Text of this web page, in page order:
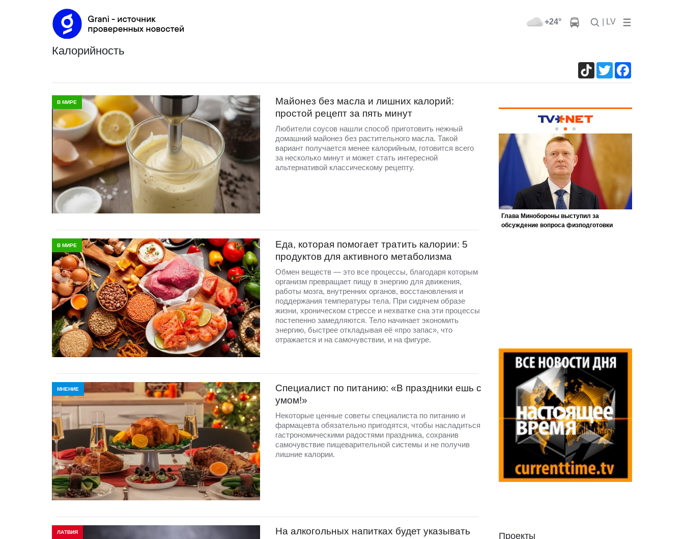
+24° | LV
калорийность
TikTokTwitter
В МИРЕ
Майонез без масла и лишних калорий:
простой рецепт за пять минут
Любители соусов нашли способ приготовить нежный
домашний майонез без растительного масла. Такой
вариант получается менее калорийным, готовится всего
за несколько минут и может стать интересной
альтернативой классическому рецепту.
В МИРЕ
Еда, которая помогает тратить калории: 5
продуктов для активного метаболизма
Обмен веществ — это все процессы, благодаря которым
организм превращает пищу в энергию для движения,
работы мозга, внутренних органов, восстановления и
поддержания температуры тела. При сидячем образе
жизни, хроническом стрессе и нехватке сна эти процессы
постепенно замедляются. Тело начинает экономить
энергию, быстрее откладывая её «про запас», что
отражается и на самочувствии, и на фигуре.
МНЕНИЕ
Специалист по питанию: «В праздники ешь с
умом!»
Некоторые ценные советы специалиста по питанию и
фармацевта обязательно пригодятся, чтобы насладиться
гастрономическими радостями праздника, сохранив
самочувствие пищеварительной системы и не получив
лишние калории.
ЛАТВИЯ
На алкогольных напитках будет указывать
Проекты